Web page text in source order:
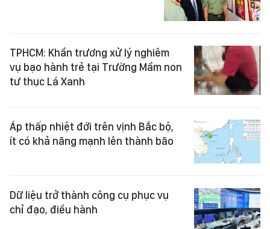
TPHCM: Khẩn trương xử lý nghiêm
vụ bạo hành trẻ tại Trường Mầm non
tư thục Lá Xanh
Áp thấp nhiệt đới trên vịnh Bắc bộ,
ít có khả năng mạnh lên thành bão
Dữ liệu trở thành công cụ phục vụ
chỉ đạo, điều hành